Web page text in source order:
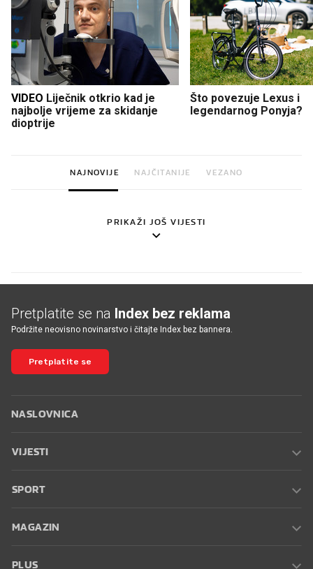
VIDEO
najbolje vrijeme za skidanje
dioptrije
Što povezuje Lexus i
legendarnog Ponyja?
NAJNOVIJE NAJČITANIJE VEZANO
PRIKAŽI JOŠ VIJESTI
Pretplatite se na Index bez reklama
Podržite neovisno novinarstvo i čitajte Index bez bannera.
Pretplatite se
NASLOVNICA
VIJESTI
SPORT
MAGAZIN
PLUS